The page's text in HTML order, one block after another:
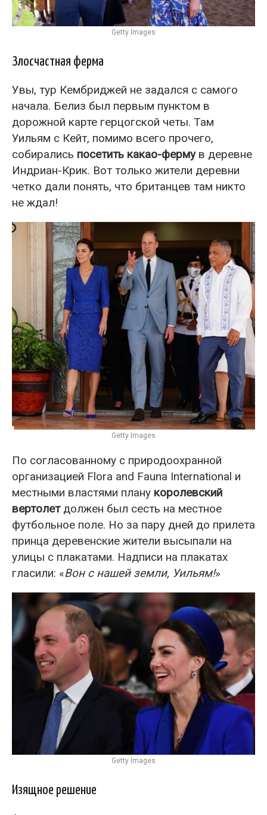
Getty Images
Злосчастная ферма
Увы, тур Кембриджей не задался с самого
начала. Белиз был первым пунктом в
дорожной карте герцогской четы. Там
Уильям с Кейт, помимо всего прочего,
собирались посетить какао-фермув деревне
Индриан-Крик. Вот только жители деревни
четко дали понять, что британцев там никто
не ждал!
Getty Images
По согласованному с природоохранной
организацией Flora and Fauna International и
местными властями плану королевский
вертолетдолжен был сесть на местное
футбольное поле. Но за пару дней до прилета
принца деревенские жители высыпали на
улицы с плакатами. Надписи на плакатах
гласили: «Вон с нашей земли, Уильям!»
Getty Images
Изящное решение